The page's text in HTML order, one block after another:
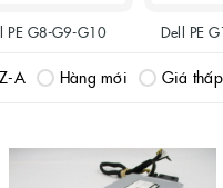
PE G8-G9-G10 Dell PE
A Hàng mới Giá